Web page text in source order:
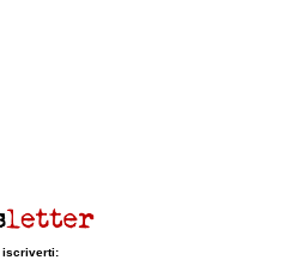
iscriverti: